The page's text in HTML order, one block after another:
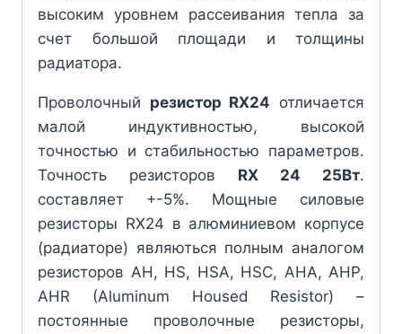
высоким уровнем рассеивания тепла за
счет большой площади и толщины
радиатора.
Проволочный резистор RX24 отличается
малой индуктивностью, высокой
точностью и стабильностью параметров.
Точность резисторов RX 24 25Вт.
составляет +-5%. Мощные силовые
резисторы RX24 в алюминиевом корпусе
(радиаторе) являються полным аналогом
резисторов AH, HS, HSA, HSC, AHA, AHP,
AHR (Aluminum Housed Resistor) –
постоянные проволочные резисторы,